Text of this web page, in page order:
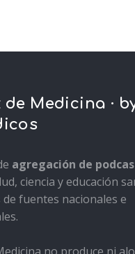
de Medicina ·
agregación de
ciencia y educación
fuentes nacionales e